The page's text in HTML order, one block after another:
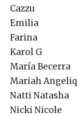
Cazzu
Emilia
Farina
Karol G
María Becerra
Mariah Angeliq
Natti Natasha
Nicki Nicole